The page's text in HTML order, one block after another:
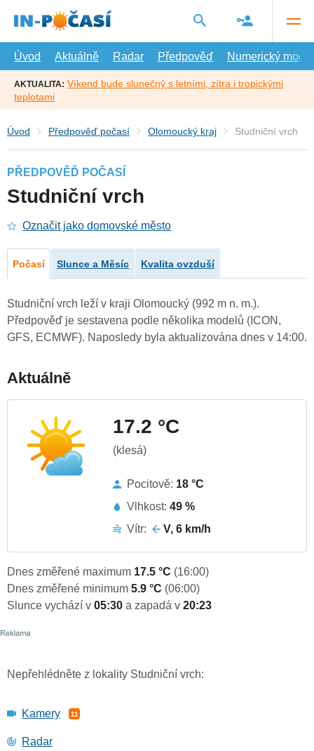
hlavní
Úvod
Aktuálně Radar Předpověď Numerický model
AKTUALITA: Víkend bude slunečný s letními, zítra i tropickými
teplotami
Úvod Předpověď počasí Olomoucký kraj Studniční vrch
PŘEDPOVĚĎ POČASÍ
Studniční vrch
Označit jako domovské město
Počasí Slunce a Měsíc Kvalita ovzduší
Studniční vrch leží v kraji Olomoucký (992 m n. m.).
Předpověď je sestavena podle několika modelů (ICON,
GFS, ECMWF). Naposledy byla aktualizována dnes v 14:00.
Aktuálně
17.2 °C
(klesá)
Pocitově: 18 °C
Vlhkost: 49 %
Vítr:
V, 6 km/h
Dnes změřené maximum 17.5 °C (16:00)
Dnes změřené minimum 5.9 °C (06:00)
Slunce vychází v 05:30 a zapadá v 20:23
Nepřehlédněte z lokality Studniční vrch:
Kamery 11
Radar